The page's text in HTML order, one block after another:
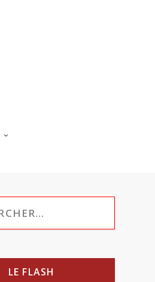
LE FLASH